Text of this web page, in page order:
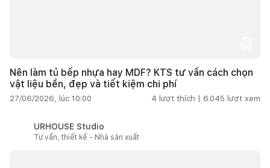
Nên làm tủ bếp nhựa hay MDF? KTS tư vấn cách chọn
vật liệu bền, đẹp và tiết kiệm chi phí
27/06/2026, lúc 10:00 4 lượt thích | 6.045 lượt xem
URHOUSE Studio
Tư vấn, thiết kế - Nhà sản xuất